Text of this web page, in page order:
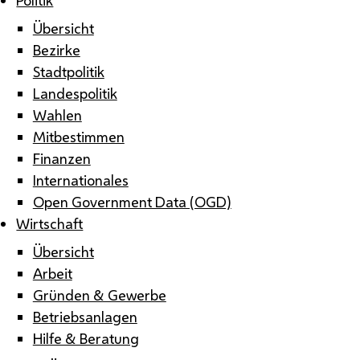
Übersicht
Bezirke
Stadtpolitik
Landespolitik
Wahlen
Mitbestimmen
Finanzen
Internationales
Open Government Data (OGD)
Wirtschaft
Übersicht
Arbeit
Gründen & Gewerbe
Betriebsanlagen
Hilfe & Beratung